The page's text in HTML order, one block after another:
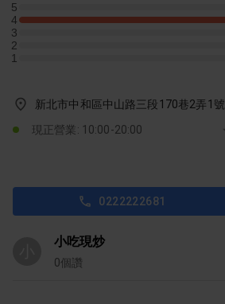
5
5 星：0 則評論
4
4 星：1 則評論
3
3 星：0 則評論
2
2 星：0 則評論
1
1 星：0 則評論
新北市中和區中山路三段170巷2弄1號
現正營業: 10:00-20:00
0222222681
小吃現炒
0個讚